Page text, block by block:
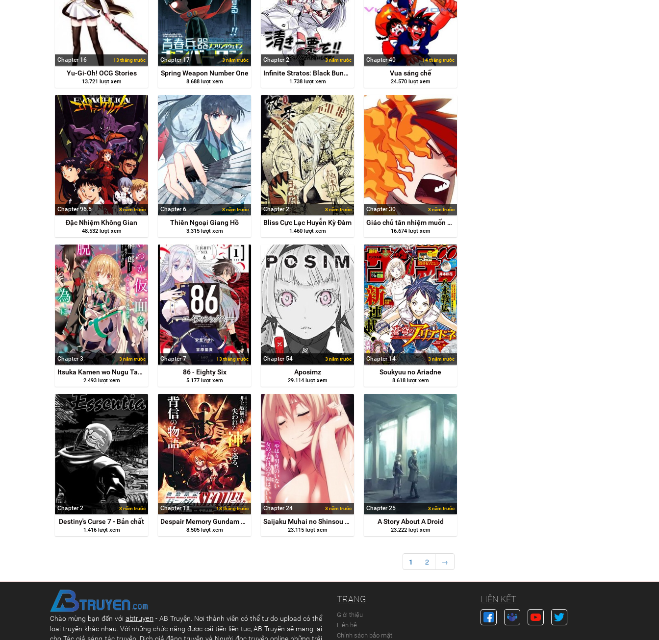
Chapter 16
Yu-Gi-Oh! OCG Stories
13.721 lượt xem
13 tháng trước Chapter 17
Spring Weapon Number One
8.688 lượt xem
3 năm trước Chapter 2
Infinite Stratos: Black Bunny/White Bitter
1.738 lượt xem
3 năm trước Chapter 40
Vua sáng chế
24.570 lượt xem
14 tháng trước
Chapter 96.5
Đặc Nhiệm Không Gian
48.532 lượt xem
3 năm trước Chapter 6
Thiên Ngoại Giang Hồ
3.315 lượt xem
3 năm trước Chapter 2
Bliss Cực Lạc Huyễn Kỳ Đàm
1.460 lượt xem
3 năm trước Chapter 30
Giáo chủ tân nhiệm muốn hoàn lương
16.674 lượt xem
3 năm trước
Chapter 3
Itsuka Kamen wo Nugu Tame ni
2.493 lượt xem
3 năm trước Chapter 7
86 - Eighty Six
5.177 lượt xem
13 tháng trước Chapter 54
Aposimz
29.114 lượt xem
3 năm trước Chapter 14
Soukyuu no Ariadne
8.618 lượt xem
3 năm trước
Chapter 2
Destiny's Curse 7 - Bản chất
1.416 lượt xem
3 năm trước Chapter 18
Despair Memory Gundam Sequel
8.505 lượt xem
13 tháng trước Chapter 24
Saijaku Muhai no Shinsou Kiryuu
23.115 lượt xem
3 năm trước Chapter 25
A Story About A Droid
23.222 lượt xem
3 năm trước
1 2 →
Chào mừng bạn đến với abtruyen - AB Truyện. Nơi thành viên có thể tự do upload có thể
loại truyện khác nhau. Với những chức năng được cải tiến liên tục, AB Truyện sẽ mang lại
TRANG
Giới thiệu
Liên hệ
Chính sách bảo mật
LIÊN KẾT